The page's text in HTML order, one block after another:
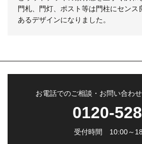
門札、門灯、ポスト等は門柱にセンス
あるデザインになりました。
お電話でのご相談・お問い合わせ
0120-
受付時間 10:00～